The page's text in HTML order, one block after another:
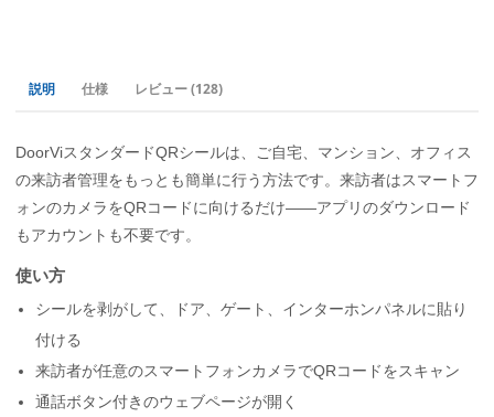
説明 仕様 レビュー(128)
DoorViスタンダードQRシールは、ご自宅、マンション、オフィス
の来訪者管理をもっとも簡単に行う方法です。来訪者はスマートフ
ォンのカメラをQRコードに向けるだけ——アプリのダウンロード
もアカウントも不要です。
使い方
シールを剥がして、ドア、ゲート、インターホンパネルに貼り
付ける
来訪者が任意のスマートフォンカメラでQRコードをスキャン
通話ボタン付きのウェブページが開く